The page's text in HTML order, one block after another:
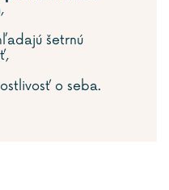
šetrnú
o seba.